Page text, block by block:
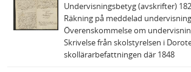
Undervisningsbetyg (avskrifter)
Räkning på meddelad
Överenskommelse om
Skrivelse från skolstyrelsen i
skollärarbefattningen där 1848